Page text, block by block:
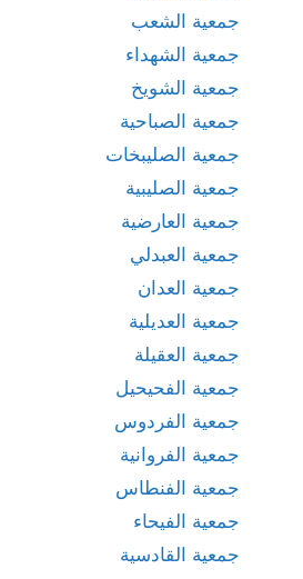
جمعية الشعب
جمعية الشهداء
جمعية الشويخ
جمعية الصباحية
جمعية الصليبخات
جمعية الصليبية
جمعية العارضية
جمعية العبدلي
جمعية العدان
جمعية العديلية
جمعية العقيلة
جمعية الفحيحيل
جمعية الفردوس
جمعية الفروانية
جمعية الفنطاس
جمعية الفيحاء
جمعية القادسية